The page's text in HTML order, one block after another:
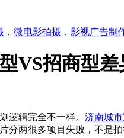
， 微电影拍摄 ， 影视广告制
VS招商型差
辑完全不一样。 济南城
分两很多项目失败，不是